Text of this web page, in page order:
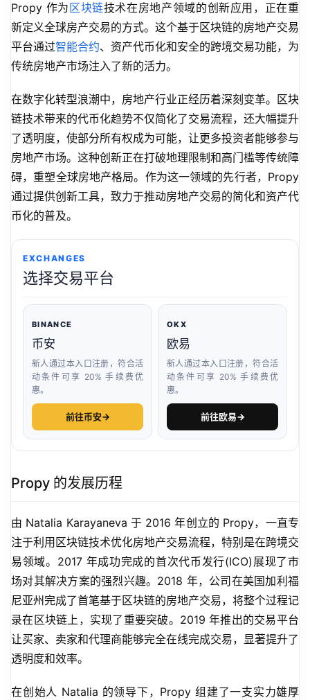
Propy 作为 区块链技术在房地产领域的创新应用，正在重
新定义全球房产交易的方式。这个基于区块链的房地产交易
平台通过智能合约、资产代币化和安全的跨境交易功能，为
传统房地产市场注入了新的活力。
在数字化转型浪潮中，房地产行业正经历着深刻变革。区块
链技术带来的代币化趋势不仅简化了交易流程，还大幅提升
了透明度，使部分所有权成为可能，让更多投资者能够参与
房地产市场。这种创新正在打破地理限制和高门槛等传统障
碍，重塑全球房地产格局。作为这一领域的先行者，Propy
通过提供创新工具，致力于推动房地产交易的简化和资产代
币化的普及。
EXCHANGES
选择交易平台
BINANCE
币安
新人通过本入口注册，符合活
动条件可享 20% 手续费优
惠。
前往币安→
OKX
欧易
新人通过本入口注册，符合活
动条件可享 20% 手续费优
惠。
前往欧易→
Propy 的发展历程
由 Natalia Karayaneva 于 2016 年创立的 Propy，一直专
注于利用区块链技术优化房地产交易流程，特别是在跨境交
易领域。2017 年成功完成的首次代币发行(ICO)展现了市
场对其解决方案的强烈兴趣。2018 年，公司在美国加利福
尼亚州完成了首笔基于区块链的房地产交易，将整个过程记
录在区块链上，实现了重要突破。2019 年推出的交易平台
让买家、卖家和代理商能够完全在线完成交易，显著提升了
透明度和效率。
在创始人 Natalia 的领导下，Propy 组建了一支实力雄厚